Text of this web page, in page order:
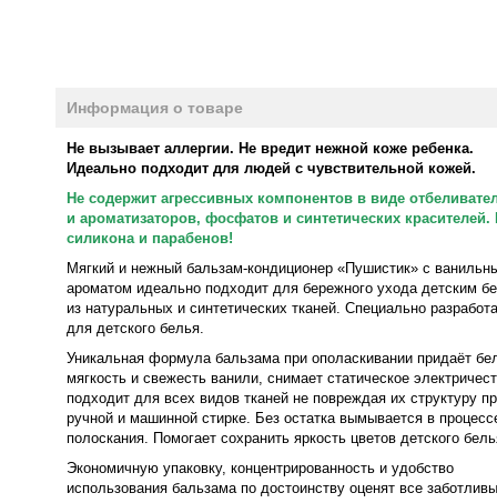
Информация о товаре
Не вызывает аллергии. Не вредит нежной коже ребенка.
Идеально подходит для людей с чувствительной кожей.
Не содержит агрессивных компонентов в виде
и ароматизаторов, фосфатов и синтетических красителей.
силикона и парабенов!
Мягкий и нежный бальзам-кондиционер «Пушистик» с
ароматом идеально подходит для бережного ухода детским
из натуральных и синтетических тканей. Специально
для детского белья.
Уникальная формула бальзама при ополаскивании придаёт
мягкость и свежесть ванили, снимает статическое
подходит для всех видов тканей не повреждая их структуру
ручной и машинной стирке. Без остатка вымывается в
полоскания. Помогает сохранить яркость цветов детского
Экономичную упаковку, концентрированность и удобство
использования бальзама по достоинству оценят все